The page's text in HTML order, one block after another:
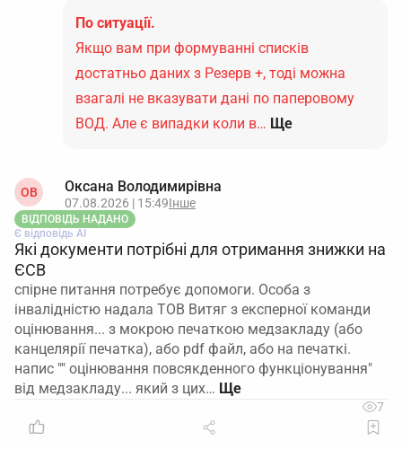
По ситуації.
Якщо вам при формуванні списків
достатньо даних з Резерв +, тоді можна
взагалі не вказувати дані по паперовому
ВОД. Але є випадки коли в… Ще
ОВ Оксана Володимирівна
07.08.2026 | 15:49Інше
ВІДПОВІДЬ НАДАНО
Є відповідь АІ
Які документи потрібні для отримання знижки на
ЄСВ
спірне питання потребує допомоги. Особа з
інвалідністю надала ТОВ Витяг з експерної команди
оцінювання... з мокрою печаткою медзакладу (або
канцелярії печатка), або pdf файл, або на печаткі.
напис "" оцінювання повсякденного функціонування"
від медзакладу... який з цих…
7